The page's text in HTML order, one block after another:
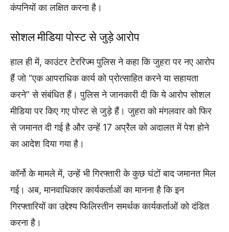
कंपनियों का लक्षित करना है।
सोशल मीडिया पोस्ट से जुड़े आरोप
हाल ही में, काउंटर टेररिज्म पुलिस ने कहा कि जुहरा पर नए आरोप
हैं जो “एक आपराधिक कार्य को प्रोत्साहित करने या सहायता
करने” से संबंधित हैं। पुलिस ने जानकारी दी कि ये आरोप सोशल
मीडिया पर किए गए पोस्ट से जुड़े हैं। जुहरा को मंगलवार को फिर
से जमानत दी गई है और उन्हें 17 अप्रैल को अदालत में पेश होने
का आदेश दिया गया है।
कॉर्नो के मामले में, उन्हें भी गिरफ्तारी के कुछ घंटों बाद जमानत मिल
गई। अब, मानवाधिकार कार्यकर्ताओं का मानना है कि इन
गिरफ्तारियों का उद्देश्य फिलिस्तीन समर्थक कार्यकर्ताओं को दंडित
करना है।